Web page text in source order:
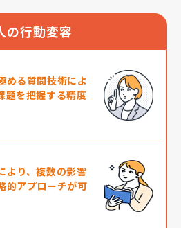
の行動変容
める質問技術によ
題を把握する精度
より、複数の影響
的アプローチが可